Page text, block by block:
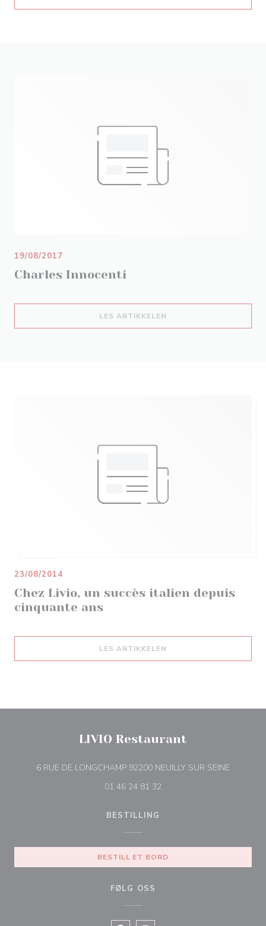
Charles Innocenti
19/08/2017
LES ARTIKKELEN
Chez Livio, un succès italien depuis
cinquante ans
23/08/2014
LES ARTIKKELEN
LIVIO Restaurant
6 RUE DE LONGCHAMP 92200 NEUILLY SUR SEINE
01 46 24 81 32
BESTILLING
BESTILL ET BORD
FØLG OSS